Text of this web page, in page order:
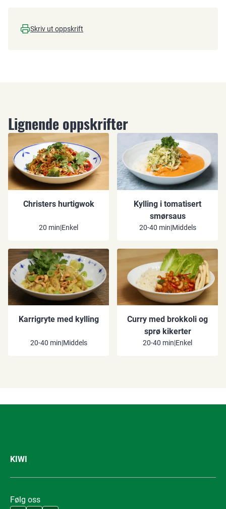
Skriv ut oppskrift
Lignende oppskrifter
Christers hurtigwok
20 min|Enkel
Kylling i tomatisert
smørsaus
20-40 min|Middels
Karrigryte med kylling
20-40 min|Middels
Curry med brokkoli og
sprø kikerter
20-40 min|Enkel
KIWI
Følg oss